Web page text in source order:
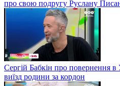
про свою подругу Руслану
Сергій Бабкін про повернення в
виїзд родини за кордон